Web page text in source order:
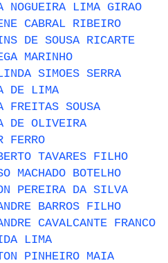
NOGUEIRA LIMA GIRAO
CABRAL RIBEIRO
DE SOUSA RICARTE
MARINHO
SIMOES SERRA
DE LIMA
FREITAS SOUSA
DE OLIVEIRA
FERRO
TAVARES FILHO
MACHADO BOTELHO
PEREIRA DA SILVA
BARROS FILHO
CAVALCANTE FRANCO
LIMA
PINHEIRO MAIA